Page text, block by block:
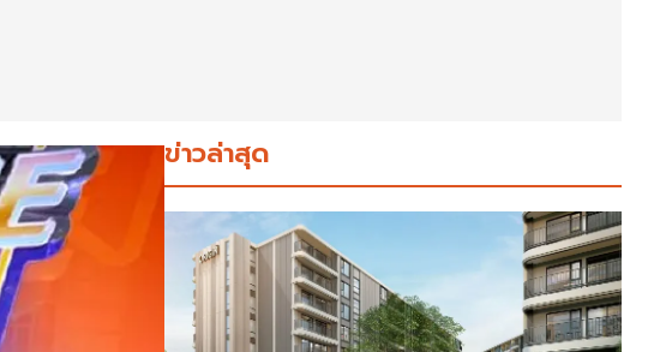
ข่าวล่าสุด